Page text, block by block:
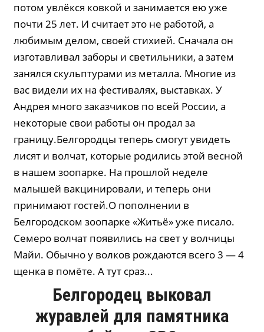
потом увлёкся ковкой и занимается ею уже
почти 25 лет. И считает это не работой, а
любимым делом, своей стихией. Сначала он
изготавливал заборы и светильники, а затем
занялся скульптурами из металла. Многие из
вас видели их на фестивалях, выставках. У
Андрея много заказчиков по всей России, а
некоторые свои работы он продал за
границу.Белгородцы теперь смогут увидеть
лисят и волчат, которые родились этой весной
в нашем зоопарке. На прошлой неделе
малышей вакцинировали, и теперь они
принимают гостей.О пополнении в
Белгородском зоопарке «Житьё» уже писало.
Семеро волчат появились на свет у волчицы
Майи. Обычно у волков рождаются всего 3 — 4
щенка в помёте. А тут сраз...
Белгородец выковал
журавлей для памятника